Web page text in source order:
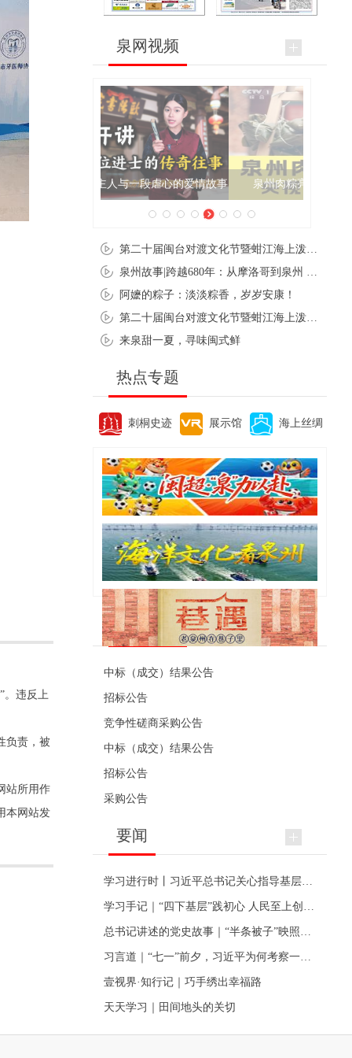
。违反上
负责，被
站所用作
本网站发
泉网视频
泉州肉粽亮相央视《新闻联播》
阿嬷的粽子：淡淡粽香，岁岁安康！
来泉甜一夏，寻味闽式鲜
热点专题
刺桐史迹 展示馆 海上丝绸
便民资讯
中标（成交）结果公告
招标公告
竞争性磋商采购公告
中标（成交）结果公告
招标公告
采购公告
要闻
壹视界·知行记｜巧手绣出幸福路
天天学习｜田间地头的关切